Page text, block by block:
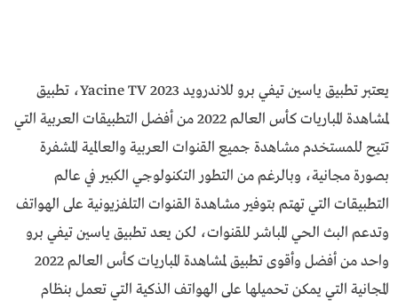
يعتبر تطبيق ياسين تيفي برو للاندرويد 2023 Yacine TV، تطبيق
لمشاهدة المباريات كأس العالم 2022 من أفضل التطبيقات العربية التي
تتيح للمستخدم مشاهدة جميع القنوات العربية والعالمية المشفرة
بصورة مجانية، وبالرغم من التطور التكنولوجي الكبير في عالم
التطبيقات التي تهتم بتوفير مشاهدة القنوات التلفزيونية على الهواتف
وتدعم البث الحي المباشر للقنوات، لكن يعد تطبيق ياسين تيفي برو
واحد من أفضل وأقوى تطبيق لمشاهدة المباريات كأس العالم 2022
المجانية التي يمكن تحميلها على الهواتف الذكية التي تعمل بنظام